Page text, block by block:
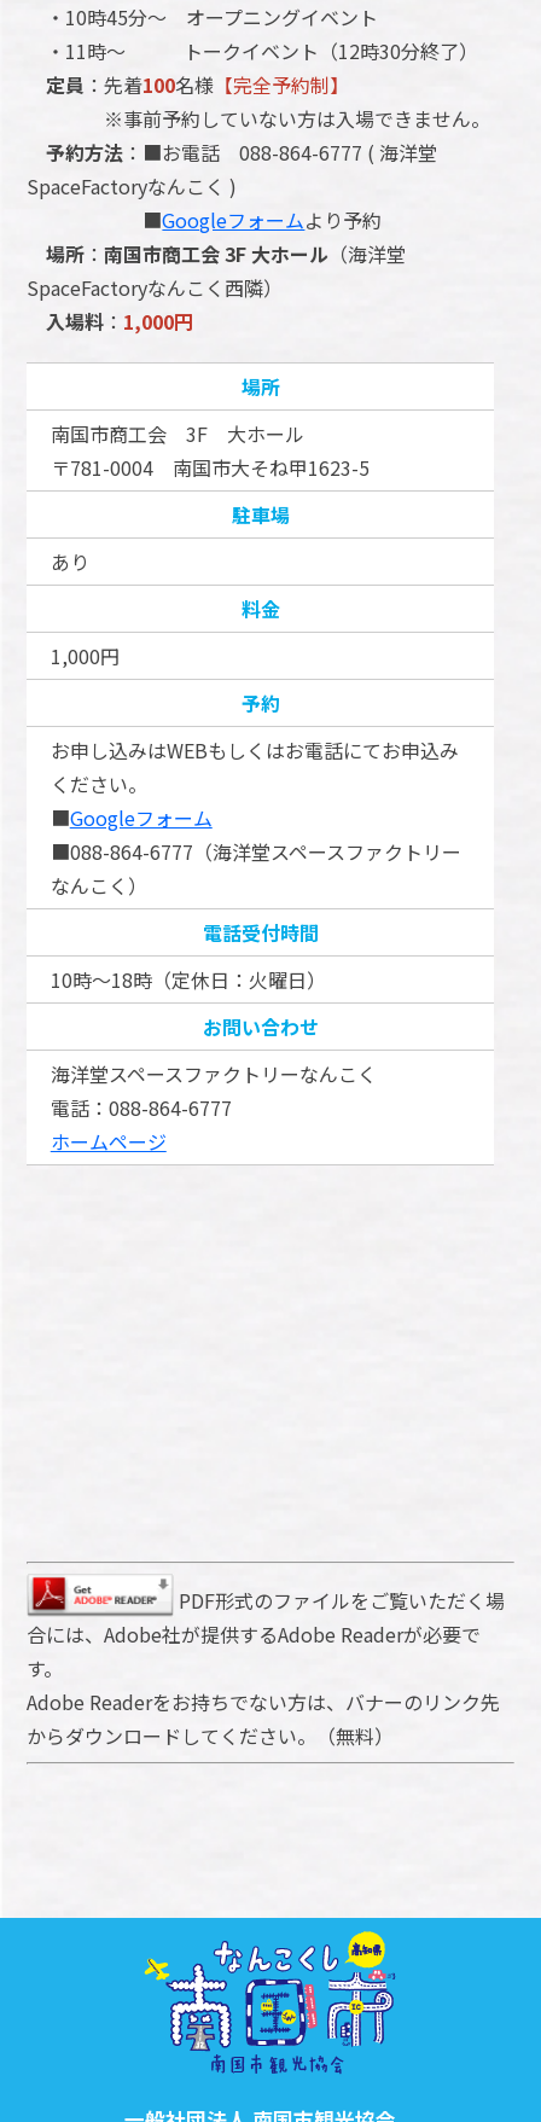
・10時45分～ オープニングイベント
・11時～ トークイベント（12時30分終了）
定員 ：先着100名様 【完全予約制】
※事前予約していない方は入場できません。
予約方法 ：■お電話 088-864-6777 ( 海洋堂
SpaceFactoryなんこく )
■Googleフォームより予約
場所 ：南国市商工会 3F 大ホール （海洋堂
SpaceFactoryなんこく西隣）
入場料 ： 1,000円
場所
南国市商工会 3F 大ホール
〒781-0004 南国市大そね甲1623-5
駐車場
あり
料金
1,000円
予約
お申し込みはWEBもしくはお電話にてお申込み
ください。
■Googleフォーム
■088-864-6777（海洋堂スペースファクトリー
なんこく）
電話受付時間
10時～18時（定休日：火曜日）
お問い合わせ
海洋堂スペースファクトリーなんこく
電話：088-864-6777
ホームページ
PDF形式のファイルをご覧いただく場
合には、Adobe社が提供するAdobe Readerが必要で
す。
Adobe Readerをお持ちでない方は、バナーのリンク先
からダウンロードしてください。（無料）